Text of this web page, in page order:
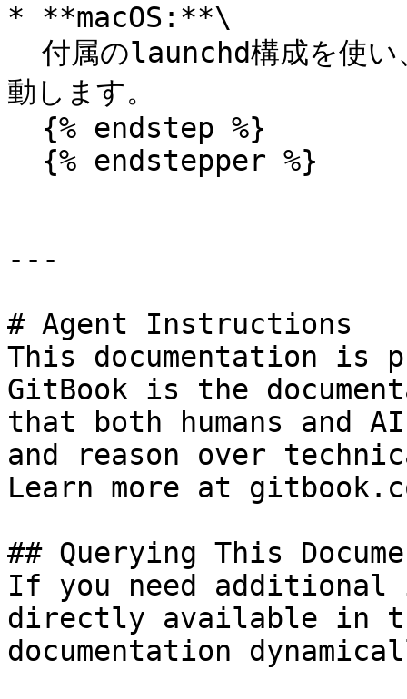
* **macOS:**\
動します。
---
# Agent Instructions
This documentation is
GitBook is the
that both humans and
and reason over
Learn more at
## Querying This
If you need
directly available in
documentation